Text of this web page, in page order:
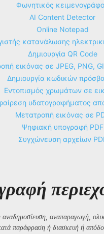
Φωνητικός
AI Content Detector
Online Notepad
κατανάλωσης
Δημιουργία QR Code
εικόνας σε JPEG, PNG,
Δημιουργία κωδικών
Εντοπισμός χρωμάτων σε
υδατογραφήματος
Μετατροπή εικόνας σε
Ψηφιακή υπογραφή PDF
Συγχώνευση αρχείων
αναδημοσίευση, αναπαραγωγή,
παράφραση ή διασκευή ή